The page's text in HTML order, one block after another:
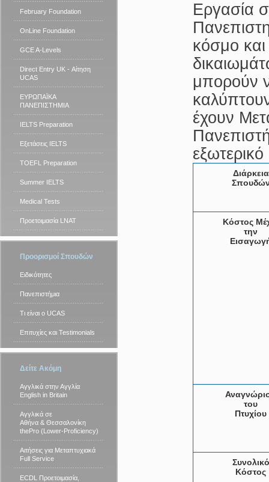
February Foundation
OnLine Foundation
GCE A-Levels
Direct Entry UK - Αίτηση
UCAS
ΕΥΡΩΠΑΪΚΑ
ΠΑΝΕΠΙΣΤΗΜΙΑ
IELTS Preparation
Εξετάσεις IELTS
TOEFL Preparation
Summer IELTS
Medical Tests
Προετοιμασία LNAT
Προορισμοί Σπουδών
Ειδικότητες
Πανεπιστήμια
Τι είναι ο UCAS
Επιτυχίες και Testimonials
Δείτε Ακόμη
Αγγλικά στην Αγγλία
English in Britain
Αγγλικά σε
Αθήνα & Θεσσαλονίκη
thePro (Lower-Proficiency)
Αιτήσεις για Μεταπτυχιακά
Full Service
ECDL Προετοιμασία,
Εργασία
κόσμο
μπορούν
έχουν
Διάρκεια
Κόστος
την
του
Πτυχίου
Συνολικό
Κόστος